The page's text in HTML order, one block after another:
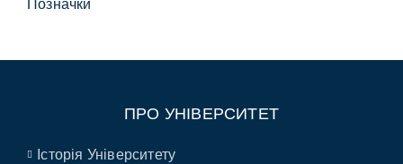
Позначки
ПРО УНІВЕРСИТЕТ
Історія Університету